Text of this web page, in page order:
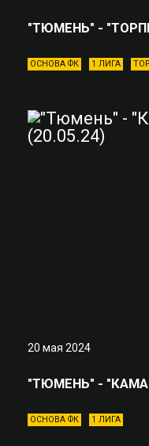
"ТЮМЕНЬ" -
ОСНОВА ФК 1 ЛИГА
20 мая 2024
"ТЮМЕНЬ" -
ОСНОВА ФК 1 ЛИГА